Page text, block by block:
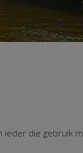
ieder die gebruik